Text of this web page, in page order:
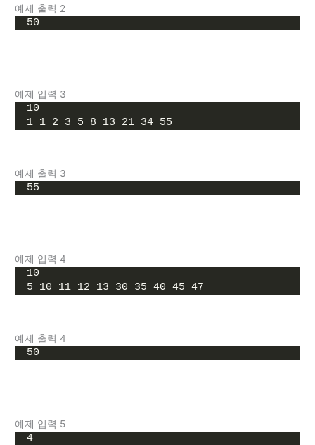
예제 출력 2
50
예제 입력 3
10
1 1 2 3 5 8 13 21 34 55
예제 출력 3
55
예제 입력 4
10
5 10 11 12 13 30 35 40 45 47
예제 출력 4
50
예제 입력 5
4